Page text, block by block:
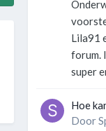
Lila91
forum.
super
Hoe
een
Door